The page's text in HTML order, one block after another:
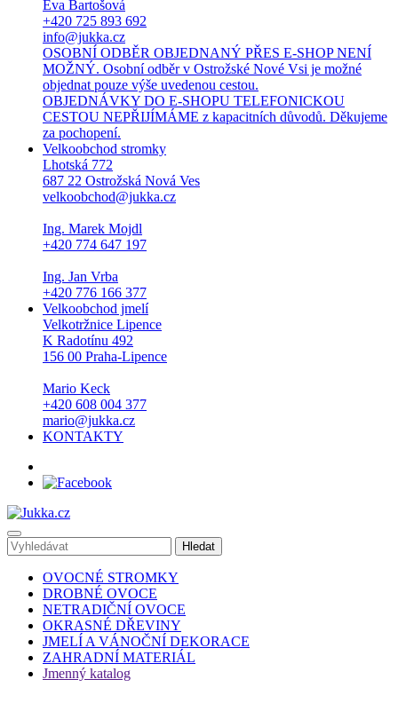
Eva Bartošová
+420 725 893 692
info@jukka.cz
OSOBNÍ ODBĚR OBJEDNANÝ PŘES E-SHOP NENÍ
MOŽNÝ. Osobní odběr v Ostrožské Nové Vsi je možné
objednat pouze výše uvedenou cestou.
OBJEDNÁVKY DO E-SHOPU TELEFONICKOU
CESTOU NEPŘIJÍMÁME z kapacitních důvodů. Děkujeme
za pochopení.
Velkoobchod stromky
Lhotská 772
687 22 Ostrožská Nová Ves
velkoobchod@jukka.cz
Ing. Marek Mojdl
+420 774 647 197
Ing. Jan Vrba
+420 776 166 377
Velkoobchod jmelí
Velkotržnice Lipence
K Radotínu 492
156 00 Praha-Lipence
Mario Keck
+420 608 004 377
mario@jukka.cz
KONTAKTY
OVOCNÉ STROMKY
DROBNÉ OVOCE
NETRADIČNÍ OVOCE
OKRASNÉ DŘEVINY
JMELÍ A VÁNOČNÍ DEKORACE
ZAHRADNÍ MATERIÁL
Jmenný katalog